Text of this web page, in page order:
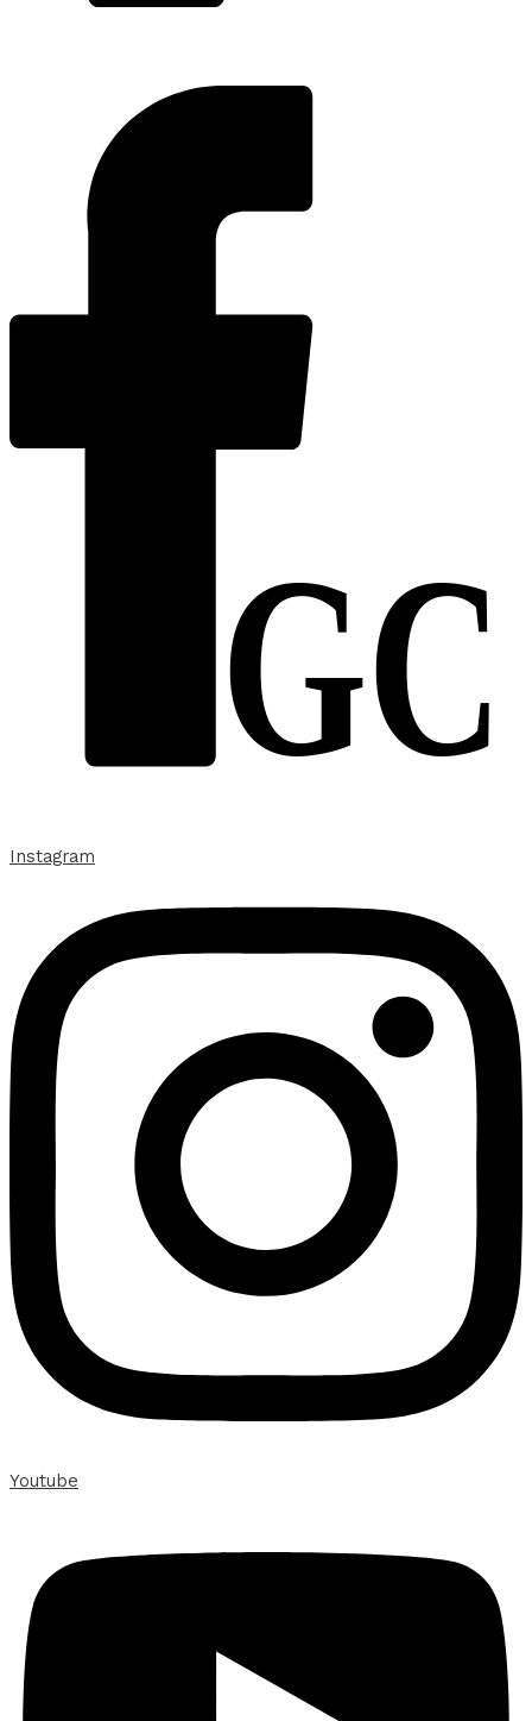
GC
Instagram
Youtube